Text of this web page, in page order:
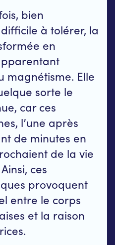
bien
à tolérer, la
en
magnétisme. Elle
sorte le
car ces
l’une après
de minutes en
de la vie
ces
provoquent
entre le corps
et la raison